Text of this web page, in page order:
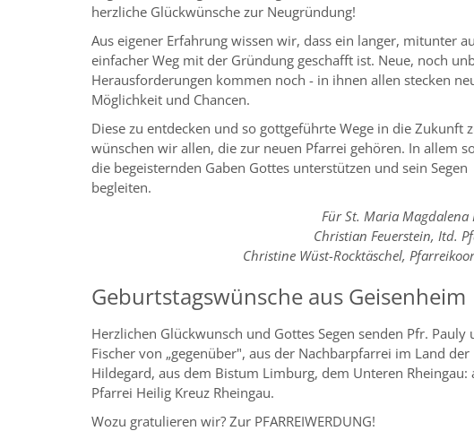
herzliche Glückwünsche zur Neugründung!
Aus eigener Erfahrung wissen wir, dass ein langer, mitunter
einfacher Weg mit der Gründung geschafft ist. Neue, noch
Herausforderungen kommen noch - in ihnen allen stecken
Möglichkeit und Chancen.
Diese zu entdecken und so gottgeführte Wege in die Zukunft
wünschen wir allen, die zur neuen Pfarrei gehören. In allem
die begeisternden Gaben Gottes unterstützen und sein Segen
begleiten.
Für St. Maria Magdalena
Christian Feuerstein, Itd.
Christine Wüst-Rocktäschel,
Geburtstagswünsche aus Geisenheim
Herzlichen Glückwunsch und Gottes Segen senden Pfr. Pauly
Fischer von „gegenüber", aus der Nachbarpfarrei im Land der
Hildegard, aus dem Bistum Limburg, dem Unteren Rheingau:
Pfarrei Heilig Kreuz Rheingau.
Wozu gratulieren wir? Zur PFARREIWERDUNG!